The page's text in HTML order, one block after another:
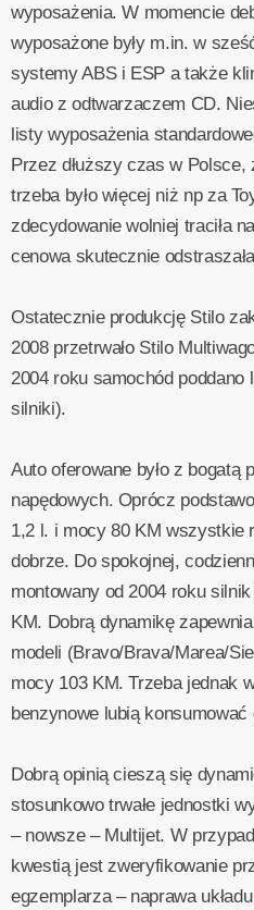
wyposażenia. W momencie
wyposażone były m.in. w
systemy ABS i ESP a także
audio z odtwarzaczem CD.
listy wyposażenia
Przez dłuższy czas w Polsce,
trzeba było więcej niż np za
zdecydowanie wolniej traciła
cenowa skutecznie
Ostatecznie produkcję Stilo
2008 przetrwało Stilo
2004 roku samochód poddano
silniki).
Auto oferowane było z bogatą
napędowych. Oprócz
1,2 l. i mocy 80 KM wszystkie
dobrze. Do spokojnej,
montowany od 2004 roku
KM. Dobrą dynamikę
modeli (Bravo/Brava/Marea/
mocy 103 KM. Trzeba jednak
benzynowe lubią
Dobrą opinią cieszą się
stosunkowo trwałe jednostki
– nowsze – Multijet. W
kwestią jest zweryfikowanie
egzemplarza – naprawa